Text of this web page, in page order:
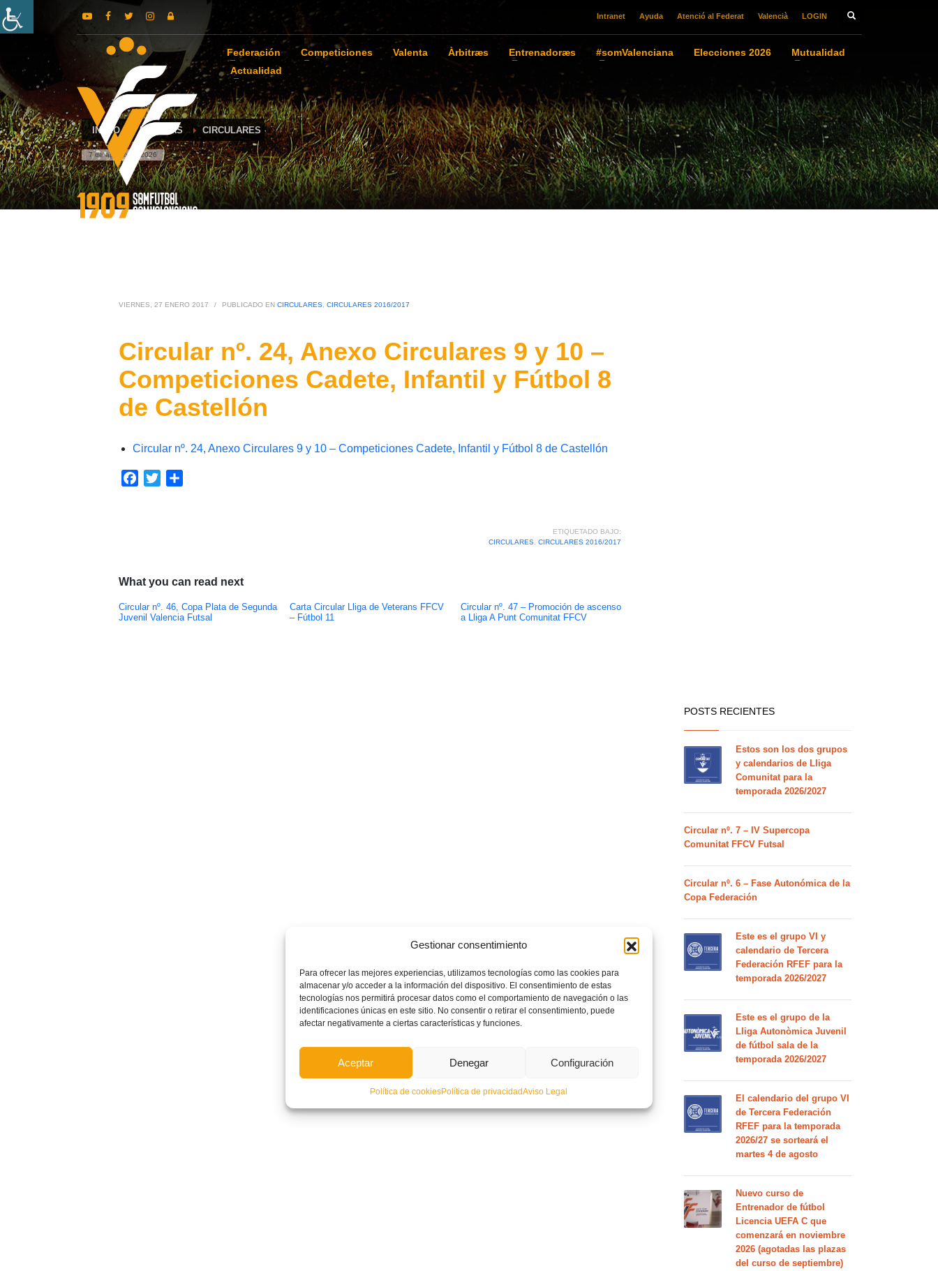
Gestionar consentimiento
Para ofrecer las mejores experiencias, utilizamos tecnologías como las cookies para
almacenar y/o acceder a la información del dispositivo. El consentimiento de estas
tecnologías nos permitirá procesar datos como el comportamiento de navegación o las
identificaciones únicas en este sitio. No consentir o retirar el consentimiento, puede
afectar negativamente a ciertas características y funciones.
Aceptar Denegar Configuración
Política de cookiesPolítica de privacidadAviso Legal
Intranet Ayuda Atenció al Federat Valencià LOGIN
Federación Competiciones Valenta Àrbitræs Entrenadoræs #somValenciana Elecciones 2026
Mutualidad
Actualidad
INICIO NOTICIAS CIRCULARES
7 de agosto de 2026
VIERNES, 27 ENERO 2017 / PUBLICADO EN CIRCULARES, CIRCULARES 2016/2017
Circular nº. 24, Anexo Circulares 9 y 10 –
Competiciones Cadete, Infantil y Fútbol 8
de Castellón
Circular nº. 24, Anexo Circulares 9 y 10 – Competiciones Cadete, Infantil y Fútbol 8 de Castellón
Facebook
Twitter
ETIQUETADO BAJO:
CIRCULARES, CIRCULARES 2016/2017
What you can read next
Circular nº. 46, Copa Plata de Segunda
Juvenil Valencia Futsal
Carta Circular Lliga de Veterans FFCV
– Fútbol 11
Circular nº. 47 – Promoción de ascenso
a Lliga A Punt Comunitat FFCV
POSTS RECIENTES
Estos son los dos grupos
y calendarios de Lliga
Comunitat para la
temporada 2026/2027
Circular nº. 7 – IV Supercopa
Comunitat FFCV Futsal
Circular nº. 6 – Fase Autonómica de la
Copa Federación
Este es el grupo VI y
calendario de Tercera
Federación RFEF para la
temporada 2026/2027
Este es el grupo de la
Lliga Autonòmica Juvenil
de fútbol sala de la
temporada 2026/2027
El calendario del grupo VI
de Tercera Federación
RFEF para la temporada
2026/27 se sorteará el
martes 4 de agosto
Nuevo curso de
Entrenador de fútbol
Licencia UEFA C que
comenzará en noviembre
2026 (agotadas las plazas
del curso de septiembre)